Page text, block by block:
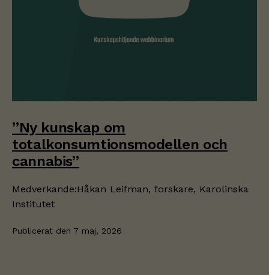
”Ny kunskap om
totalkonsumtionsmodellen och
cannabis”
Medverkande:Håkan Leifman, forskare, Karolinska
Institutet
Publicerat den 7 maj, 2026